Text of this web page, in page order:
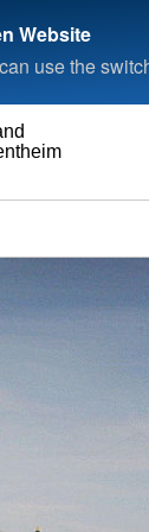
Website
use the
e.V.